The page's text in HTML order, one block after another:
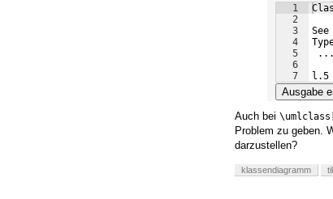
1
2
3
4
5
6
7
...
Ausgabe
Auch bei
Problem zu geben.
darzustellen?
klassendiagramm